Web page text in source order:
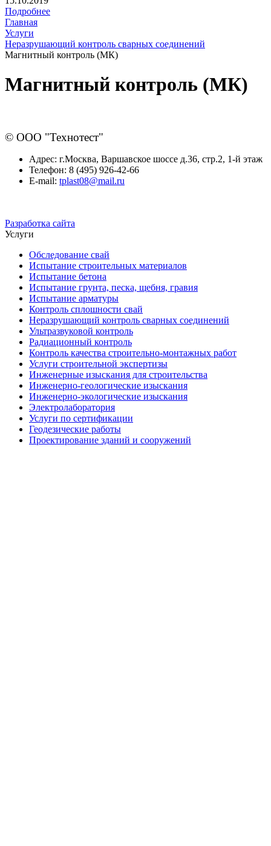
Подробнее
Главная
Услуги
Неразрушающий контроль сварных соединений
Магнитный контроль (МК)
Магнитный контроль (МК)
© ООО "Технотест"
Адрес: г.Москва, Варшавское шоссе д.36, стр.2, 1-й этаж
Телефон: 8 (495) 926-42-66
E-mail: tplast08@mail.ru
Разработка сайта
Услуги
Обследование свай
Испытание строительных материалов
Испытание бетона
Испытание грунта, песка, щебня, гравия
Испытание арматуры
Контроль сплошности свай
Неразрушающий контроль сварных соединений
Ультразвуковой контроль
Радиационный контроль
Контроль качества строительно-монтажных работ
Услуги строительной экспертизы
Инженерные изыскания для строительства
Инженерно-геологические изыскания
Инженерно-экологические изыскания
Электролаборатория
Услуги по сертификации
Геодезические работы
Проектирование зданий и сооружений